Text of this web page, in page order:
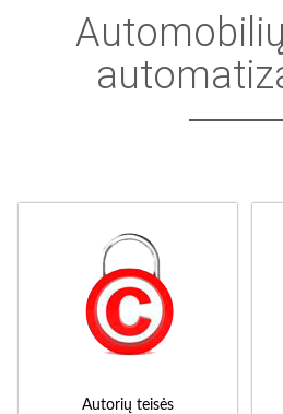
Autorių teisės